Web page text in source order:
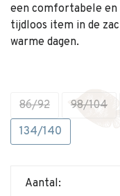
een comfortabele
tijdloos item in de
warme dagen.
86/92 98/104
134/140
Aantal: